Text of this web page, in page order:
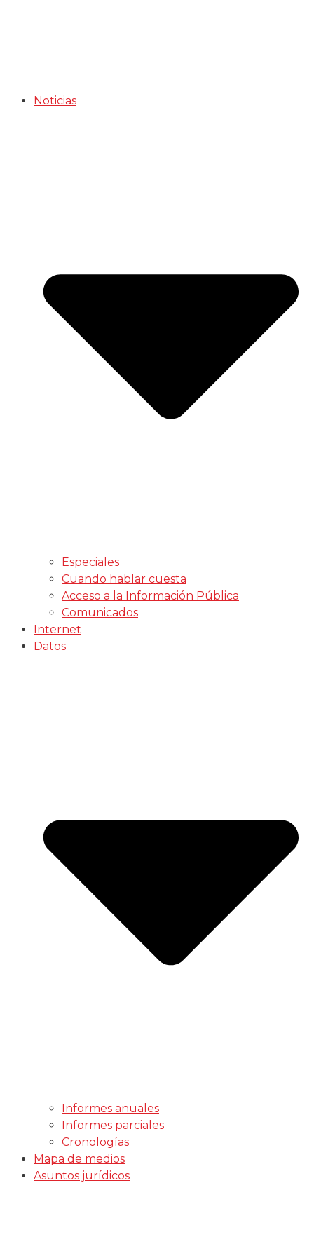
Noticias
Especiales
Cuando hablar cuesta
Acceso a la Información Pública
Comunicados
Internet
Datos
Informes anuales
Informes parciales
Cronologías
Mapa de medios
Asuntos jurídicos